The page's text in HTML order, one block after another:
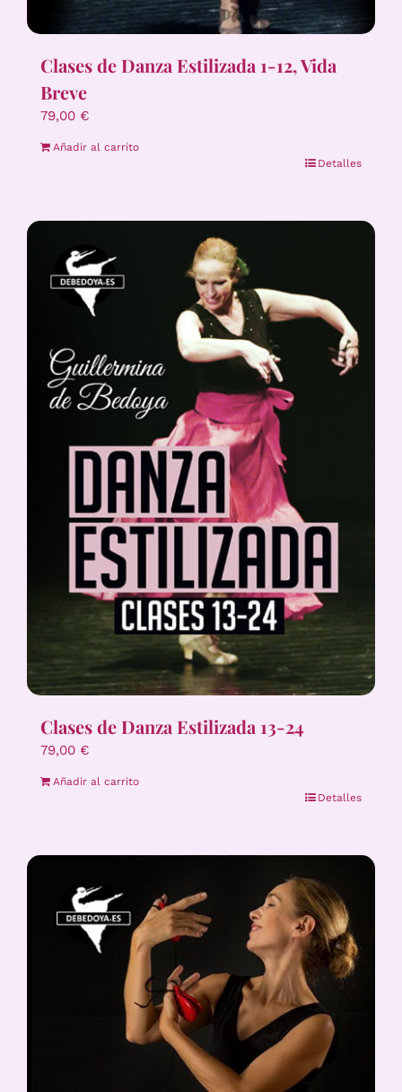
Clases de Danza Estilizada 1-12, Vida
Breve
79,00 €
Añadir al carrito
Detalles
Clases de Danza Estilizada 13-24
79,00 €
Añadir al carrito
Detalles